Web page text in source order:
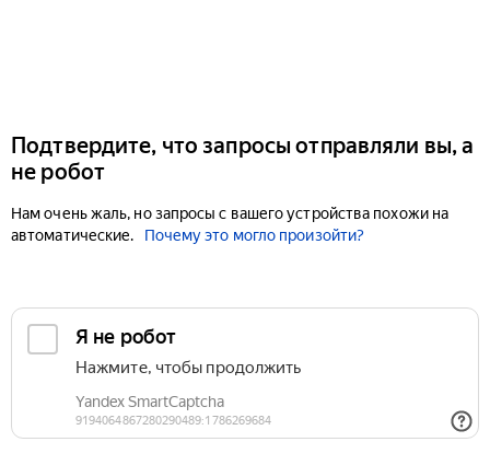
Подтвердите, что запросы отправляли вы, а
не робот
Нам очень жаль, но запросы с вашего устройства похожи на
автоматические.
Почему это могло произойти?